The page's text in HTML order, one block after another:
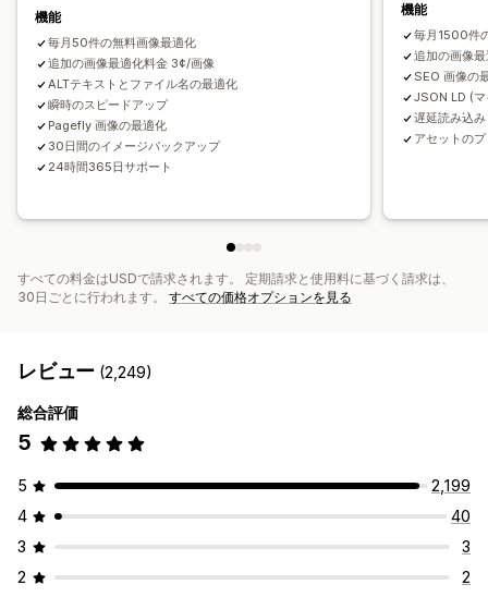
キーワード分析
コンテンツ分析
追跡
順位追跡 ウェブサイトトラフィック
機能
毎月50件の無料画像最適化
追加の画像最適化料金 3¢/画像
ALTテキストとファイル名の最適化
瞬時のスピードアップ
Pagefly 画像の最適化
30日間のイメージバックアップ
24時間365日サポート
機能
毎月1500件
追加の画像
SEO 画像の
JSON LD (
遅延読み込み
アセットの
すべての料金はUSDで請求されます。 定期請求と使用料に基づく請求は、
30日ごとに行われます。 すべての価格オプションを見る
レビュー (2,249)
総合評価
5
5
2,199
4
40
3
3
2
2